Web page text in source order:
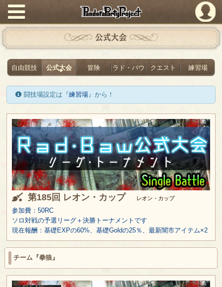
PandoraPartyProject
公式大会
自由競技 公式大会 冒険 ラド・バウ クエスト 練習場
闘技場設定は『練習場』から！
第185回 レオン・カップ レオン・カップ
参加費：50RC
ソロ対戦の予選リーグ＋決勝トーナメントです
現在報酬：基礎EXPの60%、基礎Goldの25％、最新闇市アイテム×2
チーム『拳狼』